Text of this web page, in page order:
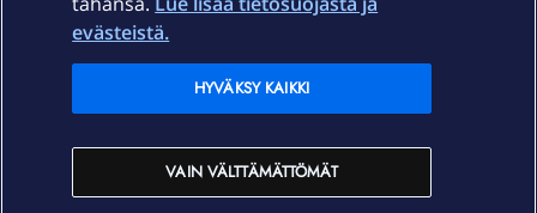
Ajankohtaista
Elisa Oyj
In English
evästeistä.
VAIN VÄLTTÄMÄTTÖMÄT
HYVÄKSY KAIKKI